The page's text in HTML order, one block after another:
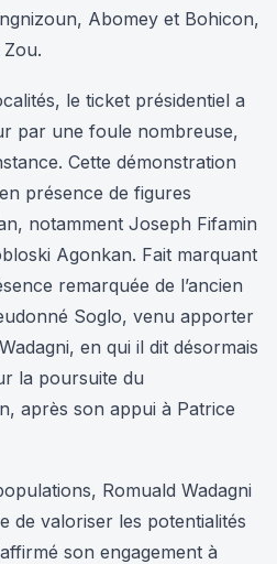
Abomey et Bohicon,
le ticket présidentiel a
par une foule nombreuse,
Cette démonstration
présence de figures
notamment Joseph Fifamin
Agonkan. Fait marquant
remarquée de l’ancien
Soglo, venu apporter
en qui il dit désormais
la poursuite du
après son appui à Patrice
Romuald Wadagni
de valoriser les potentialités
son engagement à